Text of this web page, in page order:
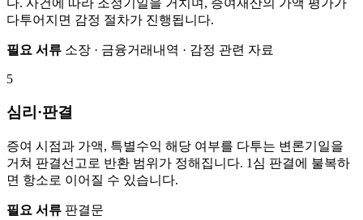
다. 사건에 따라 조정기일을 거치며, 증여재산의 가액 평가가
다투어지면 감정 절차가 진행됩니다.
필요 서류 소장 · 금융거래내역 · 감정 관련 자료
5
심리·판결
증여 시점과 가액, 특별수익 해당 여부를 다투는 변론기일을
거쳐 판결선고로 반환 범위가 정해집니다. 1심 판결에 불복하
면 항소로 이어질 수 있습니다.
필요 서류 판결문